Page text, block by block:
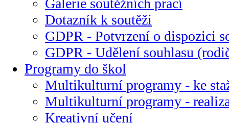
Galerie soutěžních prací
Dotazník k soutěži
GDPR - Potvrzení o dispozici
GDPR - Udělení souhlasu
Programy do škol
Multikulturní programy - ke
Multikulturní programy -
Kreativní učení